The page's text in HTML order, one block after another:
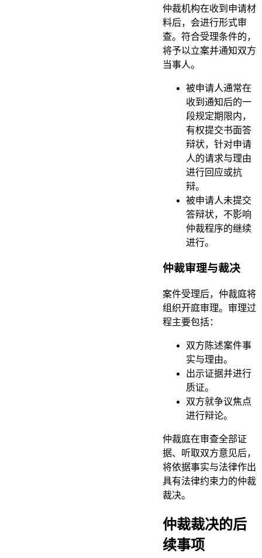
仲裁机构在收到申请材
料后，会进行形式审
查。符合受理条件的，
将予以立案并通知双方
当事人。
被申请人通常在
收到通知后的一
段规定期限内，
有权提交书面答
辩状，针对申请
人的请求与理由
进行回应或抗
辩。
被申请人未提交
答辩状，不影响
仲裁程序的继续
进行。
仲裁审理与裁决
案件受理后，仲裁庭将
组织开庭审理。审理过
程主要包括：
双方陈述案件事
实与理由。
出示证据并进行
质证。
双方就争议焦点
进行辩论。
仲裁庭在审查全部证
据、听取双方意见后，
将依据事实与法律作出
具有法律约束力的仲裁
裁决。
仲裁裁决的后
续事项